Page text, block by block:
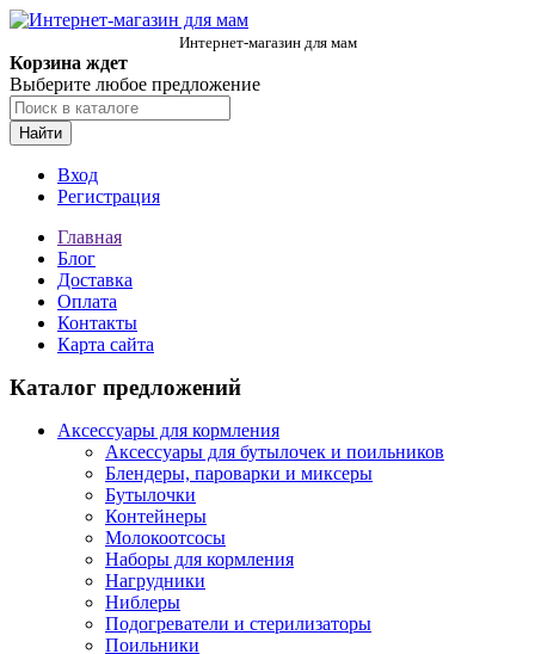
Интернет-магазин для мам
Корзина ждет
Выберите любое предложение
Найти
Вход
Регистрация
Главная
Блог
Доставка
Оплата
Контакты
Карта сайта
Каталог предложений
Аксессуары для кормления
Аксессуары для бутылочек и поильников
Блендеры, пароварки и миксеры
Бутылочки
Контейнеры
Молокоотсосы
Наборы для кормления
Нагрудники
Ниблеры
Подогреватели и стерилизаторы
Поильники